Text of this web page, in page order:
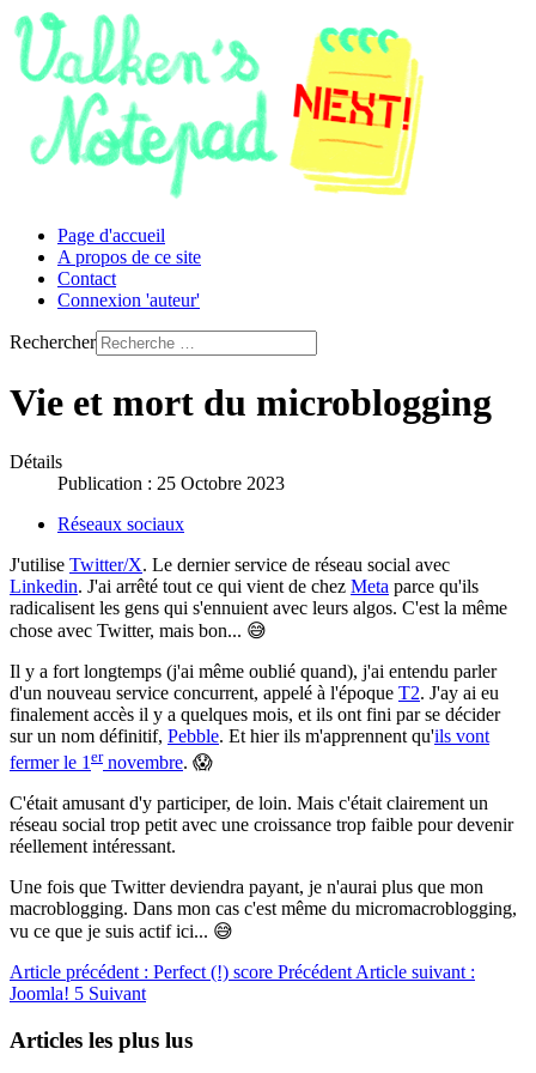
Page d'accueil
A propos de ce site
Contact
Connexion 'auteur'
Rechercher
Vie et mort du microblogging
Détails
Publication : 25 Octobre 2023
Réseaux sociaux
J'utilise Twitter/X. Le dernier service de réseau social avec
Linkedin. J'ai arrêté tout ce qui vient de chez Meta parce qu'ils
radicalisent les gens qui s'ennuient avec leurs algos. C'est la même
chose avec Twitter, mais bon... 😅
Il y a fort longtemps (j'ai même oublié quand), j'ai entendu parler
d'un nouveau service concurrent, appelé à l'époque T2. J'ay ai eu
finalement accès il y a quelques mois, et ils ont fini par se décider
sur un nom définitif, Pebble. Et hier ils m'apprennent qu'ils vont
fermer le 1 ernovembre. 😱
C'était amusant d'y participer, de loin. Mais c'était clairement un
réseau social trop petit avec une croissance trop faible pour devenir
réellement intéressant.
Une fois que Twitter deviendra payant, je n'aurai plus que mon
macroblogging. Dans mon cas c'est même du micromacroblogging,
vu ce que je suis actif ici... 😅
Article précédent : Perfect (!) score Précédent Article suivant :
Joomla! 5 Suivant
Articles les plus lus